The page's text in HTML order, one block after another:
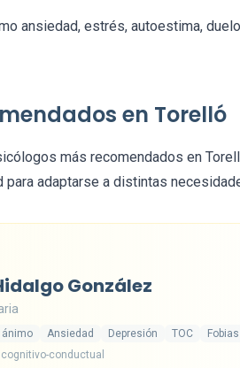
ansiedad, estrés, autoestima,
en Torelló
más recomendados en
adaptarse a distintas
González
Ansiedad Depresión TOC
Fobias
conductual